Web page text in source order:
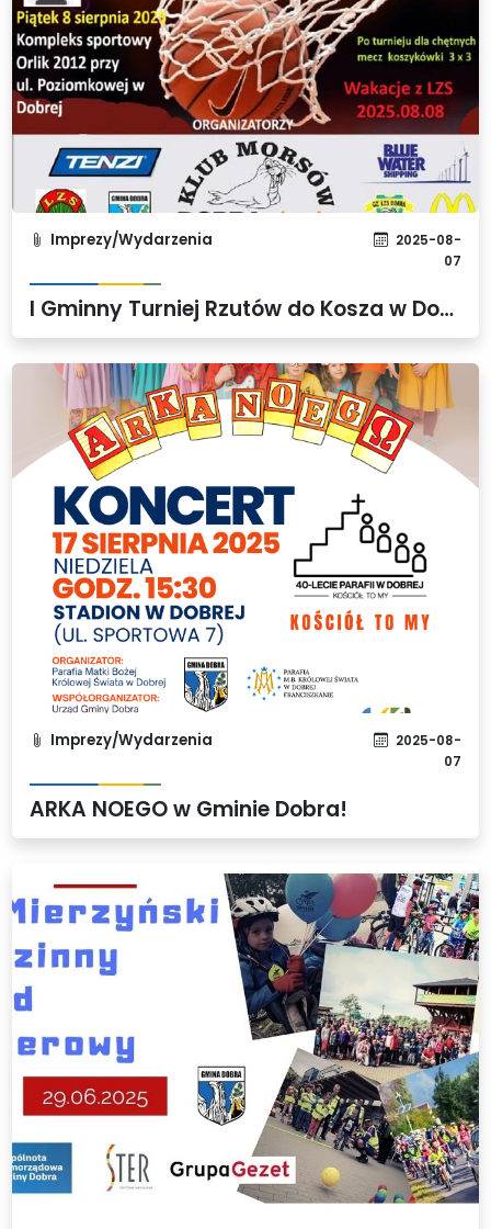
Imprezy/Wydarzenia
2025-08-
07
I Gminny Turniej Rzutów do Kosza w Dobrej
Imprezy/Wydarzenia
2025-08-
07
ARKA NOEGO w Gminie Dobra!